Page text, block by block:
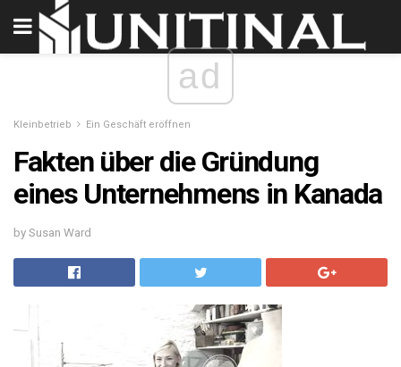
ad
Kleinbetrieb Ein Geschäft eröffnen
Fakten über die Gründung
eines Unternehmens in Kanada
by Susan Ward